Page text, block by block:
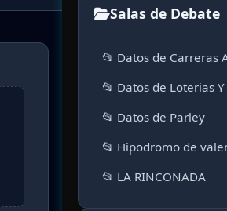
Salas de Debate
📂 Datos de Carreras
📂 Datos de Loterias
📂 Datos de Parley
📂 Hipodromo de
📂 LA RINCONADA